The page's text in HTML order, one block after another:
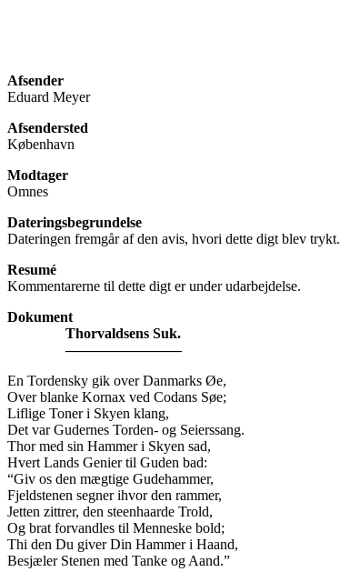
Afsender
Eduard Meyer
Afsendersted
København
Modtager
Omnes
Dateringsbegrundelse
Dateringen fremgår af den avis, hvori dette digt blev trykt.
Resumé
Kommentarerne til dette digt er under udarbejdelse.
Dokument
Thorvaldsens Suk.
––––––––––––––––
En Tordensky gik over Danmarks Øe,
Over blanke Kornax ved Codans Søe;
Liflige Toner i Skyen klang,
Det var Gudernes Torden- og Seierssang.
Thor med sin Hammer i Skyen sad,
Hvert Lands Genier til Guden bad:
“Giv os den mægtige Gudehammer,
Fjeldstenen segner ihvor den rammer,
Jetten zittrer, den steenhaarde Trold,
Og brat forvandles til Menneske bold;
Thi den Du giver Din Hammer i Haand,
Besjæler Stenen med Tanke og Aand.”